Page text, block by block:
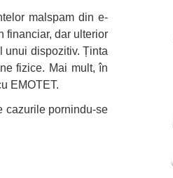
malspam din e-
financiar, dar ulterior
unui dispozitiv. Ținta
fizice. Mai mult, în
EMOTET.
cazurile pornindu-se